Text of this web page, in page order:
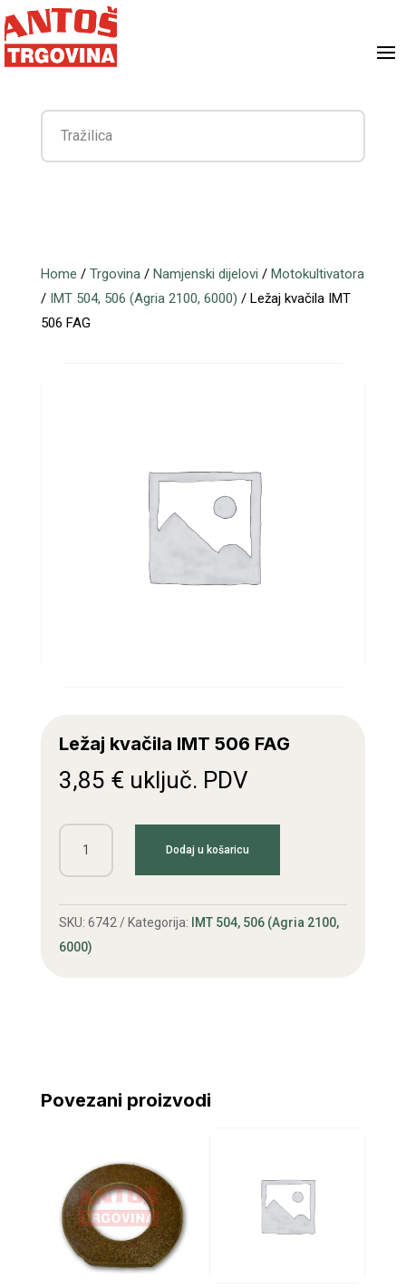
Home / Trgovina / Namjenski dijelovi / Motokultivatora
/ IMT 504, 506 (Agria 2100, 6000) / Ležaj kvačila IMT
506 FAG
Ležaj kvačila IMT 506 FAG
3,85 € uključ. PDV
Ležaj
kvačila
506
FAG
količina
Dodaj u košaricu
SKU: 6742 Kategorija:
IMT 504, 506 (Agria 2100,
6000)
Povezani proizvodi